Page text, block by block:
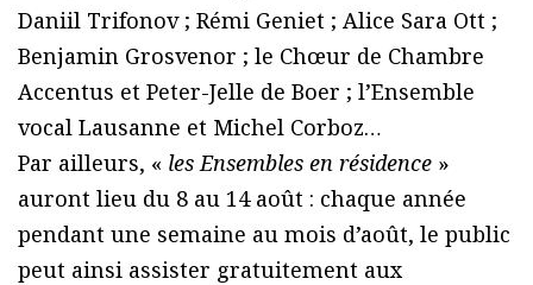
Daniil Trifonov ; Rémi Geniet ; Alice Sara Ott ;
Benjamin Grosvenor ; le Chœur de Chambre
Accentus et Peter-Jelle de Boer ; lʼEnsemble
vocal Lausanne et Michel Corboz…
Par ailleurs, « les Ensembles en résidence »
auront lieu du 8 au 14 août : chaque année
pendant une semaine au mois d’août, le public
peut ainsi assister gratuitement aux